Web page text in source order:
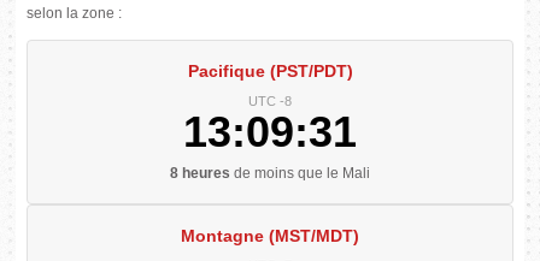
selon la zone :
Pacifique (PST/PDT)
UTC -8
13:09:31
8 heures de moins que le Mali
Montagne (MST/MDT)